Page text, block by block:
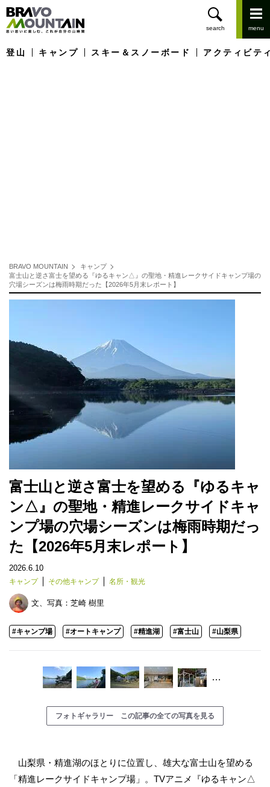
登山 キャンプ スキー＆スノーボード アクティビテ
BRAVO MOUNTAIN
キャンプ
富士山と逆さ富士を望める『ゆるキャン△』の聖地・精進レークサイドキャンプ場の
穴場シーズンは梅雨時期だった【2026年5月末レポート】
富士山と逆さ富士を望める『ゆるキャ
ン△』の聖地・精進レークサイドキャ
ンプ場の穴場シーズンは梅雨時期だっ
た【2026年5月末レポート】
2026.6.10
キャンプ その他キャンプ 名所・観光
文、写真： 芝崎 樹里
#キャンプ場 #オートキャンプ #精進湖 #富士山 #山梨県
…
フォトギャラリー この記事の全ての写真を見る
山梨県・精進湖のほとりに位置し、雄大な富士山を望める
「精進レークサイドキャンプ場」。TVアニメ『ゆるキャン△